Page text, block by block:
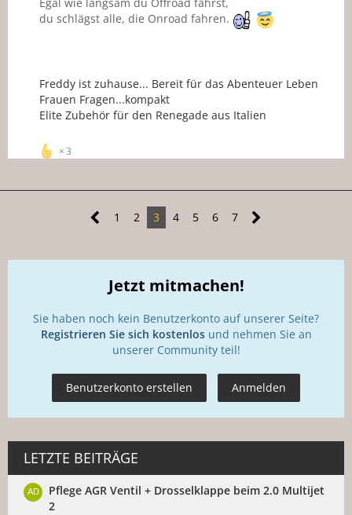
du schlägst alle, die Onroad fahren.
Freddy ist zuhause... Bereit für das Abenteuer Leben
Frauen Fragen...kompakt
Elite Zubehör für den Renegade aus Italien
3
1 2 3 4 5 6 7
Jetzt mitmachen!
Sie haben noch kein Benutzerkonto auf unserer Seite?
Registrieren Sie sich kostenlosund nehmen Sie an
unserer Community teil!
Benutzerkonto erstellen Anmelden
LETZTE BEITRÄGE
Pflege AGR Ventil + Drosselklappe beim 2.0 Multijet
2